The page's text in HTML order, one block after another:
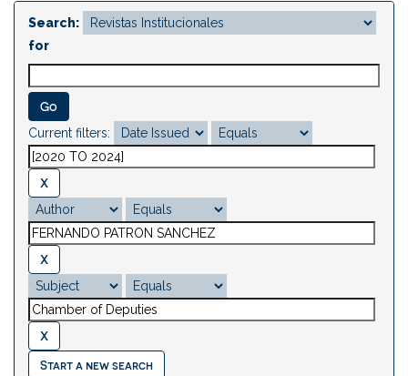
Search:
for
Current filters:
Start a new search